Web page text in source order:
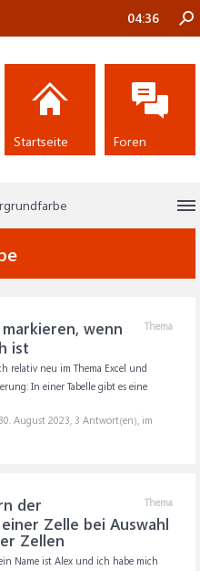
Thema
wenn
ist
relativ neu im Thema Excel und
In einer Tabelle gibt es eine
30. August 2023, 3 Antwort(en), im
Thema
der
Zelle bei Auswahl
Zellen
Name ist Alex und ich habe mich
04:36
Startseite Foren